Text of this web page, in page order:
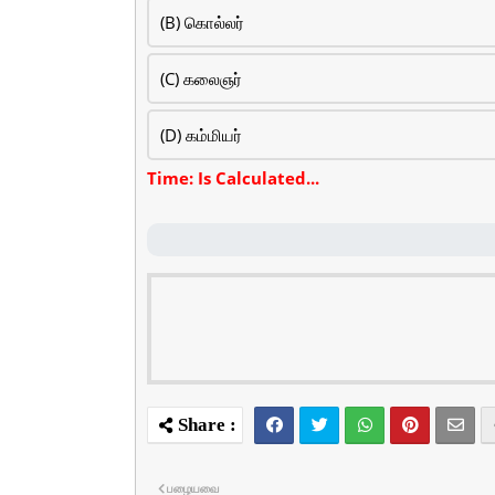
(B) கொல்லர்
(C) கலைஞர்
(D) கம்மியர்
Time: Is Calculated...
பழையவை